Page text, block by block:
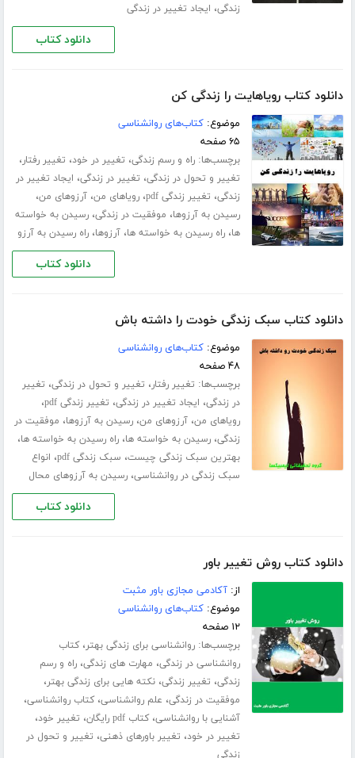
زندگی، ایجاد تغییر در زندگی
دانلود کتاب
دانلود کتاب رویاهایت را زندگی کن
موضوع:کتاب‌های روانشناسی
۶۵ صفحه
برچسب‌ها:راه و رسم زندگی، تغییر در خود، تغییر رفتار،
تغییر و تحول در زندگی، تغییر در زندگی، ایجاد تغییر در
زندگی، تغییر زندگی pdf ،رویاهای من،آرزوهای من،
رسیدن به آرزوها، موفقیت در زندگی،رسیدن به خواسته
ها،راه رسیدن به خواسته ها،آرزوها،راه رسیدن به آرزو
دانلود کتاب
دانلود کتاب سبک زندگی خودت را داشته باش
موضوع:کتاب‌های روانشناسی
۴۸ صفحه
برچسب‌ها: تغییر رفتار، تغییر و تحول در زندگی، تغییر
در زندگی، ایجاد تغییر در زندگی، تغییر زندگی pdf ،
رویاهای من،آرزوهای من،رسیدن به آرزوها، موفقیت در
زندگی،رسیدن به خواسته ها،راه رسیدن به خواسته ها،
بهترین سبک زندگی چیست، سبک زندگی pdf ، انواع
سبک زندگی در روانشناسی،رسیدن به آرزوهای محال
دانلود کتاب
دانلود کتاب روش تغییر باور
از:آکادمی مجازی باور مثبت
موضوع:کتاب‌های روانشناسی
۱۲ صفحه
برچسب‌ها:روانشناسی برای زندگی بهتر،کتاب
روانشناسی در زندگی، مهارت های زندگی،راه و رسم
زندگی، تغییر زندگی،نکته هایی برای زندگی بهتر،
موفقیت در زندگی، علم روانشناسی،کتاب روانشناسی،
آشنایی با روانشناسی،کتاب pdf رایگان ، تغییر خود،
تغییر در خود، تغییر باورهای ذهنی، تغییر و تحول در
زندگی